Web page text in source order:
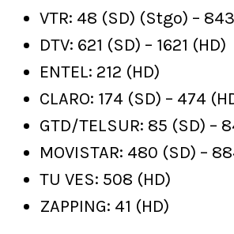
VTR: 48 (SD) (Stgo) –
DTV: 621 (SD) – 1621 (HD)
ENTEL: 212 (HD)
CLARO: 174 (SD) – 474
GTD/TELSUR: 85 (SD) –
MOVISTAR: 480 (SD) –
TU VES: 508 (HD)
ZAPPING: 41 (HD)